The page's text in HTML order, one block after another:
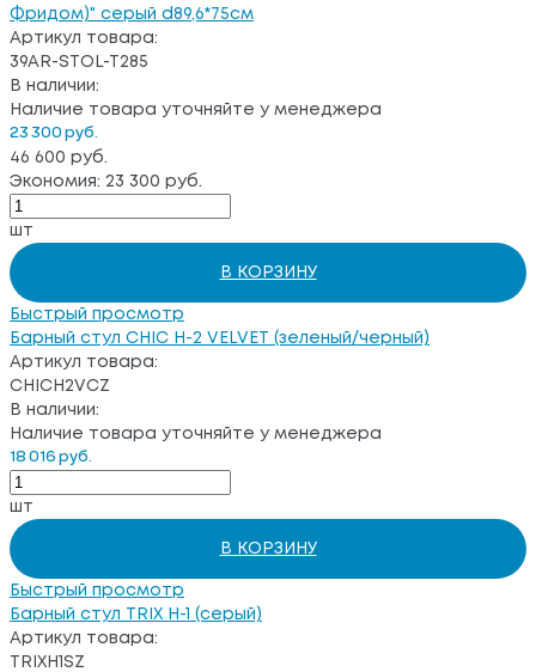
Фридом)" серый d89,6*75см
Артикул товара:
39AR-STOL-T285
В наличии:
Наличие товара уточняйте у менеджера
23 300 руб.
46 600 руб.
Экономия: 23 300 руб.
шт
В КОРЗИНУ
Быстрый просмотр
Барный стул CHIC H-2 VELVET (зеленый/черный)
Артикул товара:
CHICH2VCZ
В наличии:
Наличие товара уточняйте у менеджера
18 016 руб.
шт
В КОРЗИНУ
Быстрый просмотр
Барный стул TRIX H-1 (серый)
Артикул товара:
TRIXH1SZ